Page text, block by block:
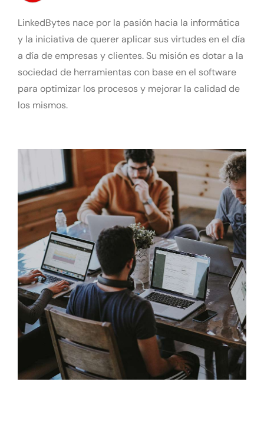
Contacto
LinkedBytes nace por la pasión hacia la informática
y la iniciativa de querer aplicar sus virtudes en el día
a día de empresas y clientes. Su misión es dotar a la
sociedad de herramientas con base en el software
para optimizar los procesos y mejorar la calidad de
los mismos.